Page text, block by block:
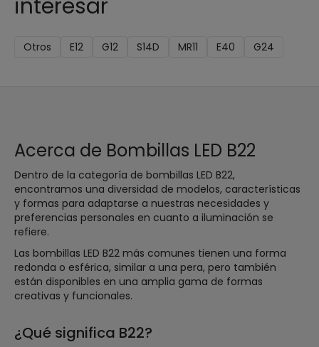
interesar
Otros E12 G12 S14D MR11 E40 G24
Acerca de Bombillas LED B22
Dentro de la categoría de bombillas LED B22,
encontramos una diversidad de modelos, características
y formas para adaptarse a nuestras necesidades y
preferencias personales en cuanto a iluminación se
refiere.
Las bombillas LED B22 más comunes tienen una forma
redonda o esférica, similar a una pera, pero también
están disponibles en una amplia gama de formas
creativas y funcionales.
¿Qué significa B22?